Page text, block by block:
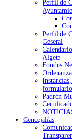
Perfil de
Perfil de
Geseral
Algete
Fondos
Padrón
Concejalías